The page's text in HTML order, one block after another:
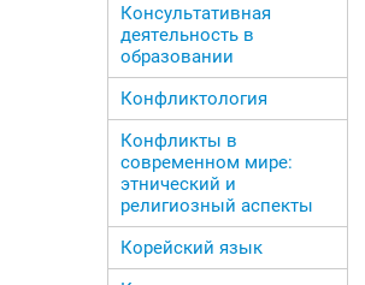
Консультативная
деятельность в
образовании
Конфликтология
Конфликты в
современном мире:
этнический и
религиозный аспекты
Корейский язык